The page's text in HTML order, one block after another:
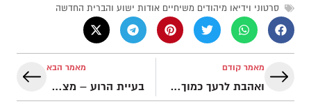
סרטוני וידיאו מיהודים משיחיים אודות ישוע והברית החדשה
מאמר קודם
ואהבת לרעך כמוך – את מי עלינו לאהוב?
מאמר הבא
בעיית הרוע – מצדיקה את קיום אלוהים? ולמה הוא מאפשר לזה לקרות?!